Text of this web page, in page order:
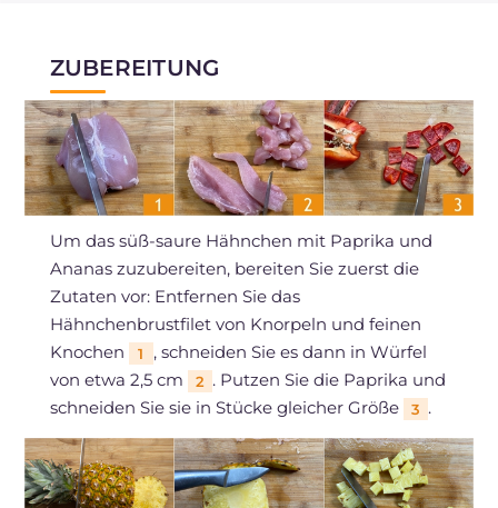
ZUBEREITUNG
Um das süß-saure Hähnchen mit Paprika und
Ananas zuzubereiten, bereiten Sie zuerst die
Zutaten vor: Entfernen Sie das
Hähnchenbrustfilet von Knorpeln und feinen
Knochen
1
, schneiden Sie es dann in Würfel
von etwa 2,5 cm
2 . Putzen Sie die Paprika und
schneiden Sie sie in Stücke gleicher Größe
3 .